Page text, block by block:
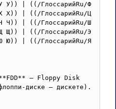
У)) | ((/ГлоссарийRu/Ф
Х)) | ((/ГлоссарийRu/Ц
Ч)) | ((/ГлоссарийRu/Ш
Щ)) | ((/ГлоссарийRu/Э
Ю)) | ((/ГлоссарийRu/Я
– Floppy Disk
диске – дискете).